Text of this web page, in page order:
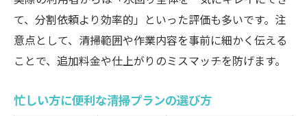
て、分割依頼より効率的」といった評価も多いです。注
意点として、清掃範囲や作業内容を事前に細かく伝える
ことで、追加料金や仕上がりのミスマッチを防げます。
忙しい方に便利な清掃プランの選び方